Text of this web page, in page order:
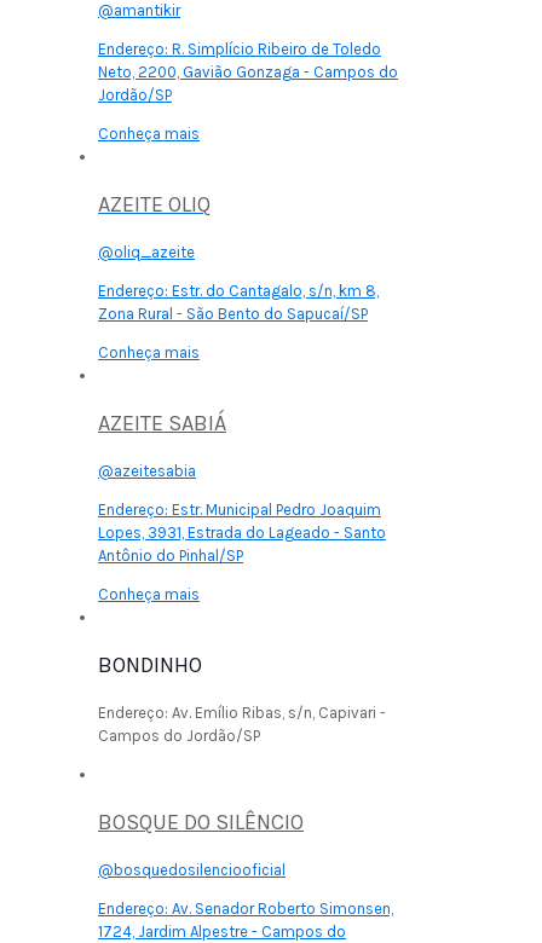
@amantikir
Endereço: R. Simplício Ribeiro de Toledo
Neto, 2200, Gavião Gonzaga - Campos do
Jordão/SP
Conheça mais
AZEITE OLIQ
@oliq_azeite
Endereço: Estr. do Cantagalo, s/n, km 8,
Zona Rural - São Bento do Sapucaí/SP
Conheça mais
AZEITE SABIÁ
@azeitesabia
Endereço: Estr. Municipal Pedro Joaquim
Lopes, 3931, Estrada do Lageado - Santo
Antônio do Pinhal/SP
Conheça mais
BONDINHO
Endereço: Av. Emílio Ribas, s/n, Capivari -
Campos do Jordão/SP
BOSQUE DO SILÊNCIO
@bosquedosilenciooficial
Endereço: Av. Senador Roberto Simonsen,
1724, Jardim Alpestre - Campos do